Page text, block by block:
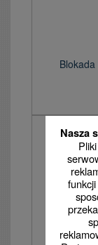
Nasza